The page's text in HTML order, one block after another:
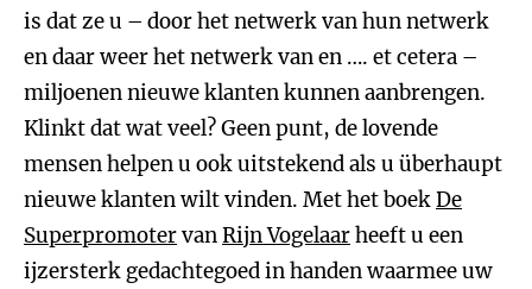
is dat ze u – door het netwerk van hun netwerk
en daar weer het netwerk van en …. et cetera –
miljoenen nieuwe klanten kunnen aanbrengen.
Klinkt dat wat veel? Geen punt, de lovende
mensen helpen u ook uitstekend als u überhaupt
nieuwe klanten wilt vinden. Met het boekDe
SuperpromotervanRijn Vogelaarheeft u een
ijzersterk gedachtegoed in handen waarmee uw